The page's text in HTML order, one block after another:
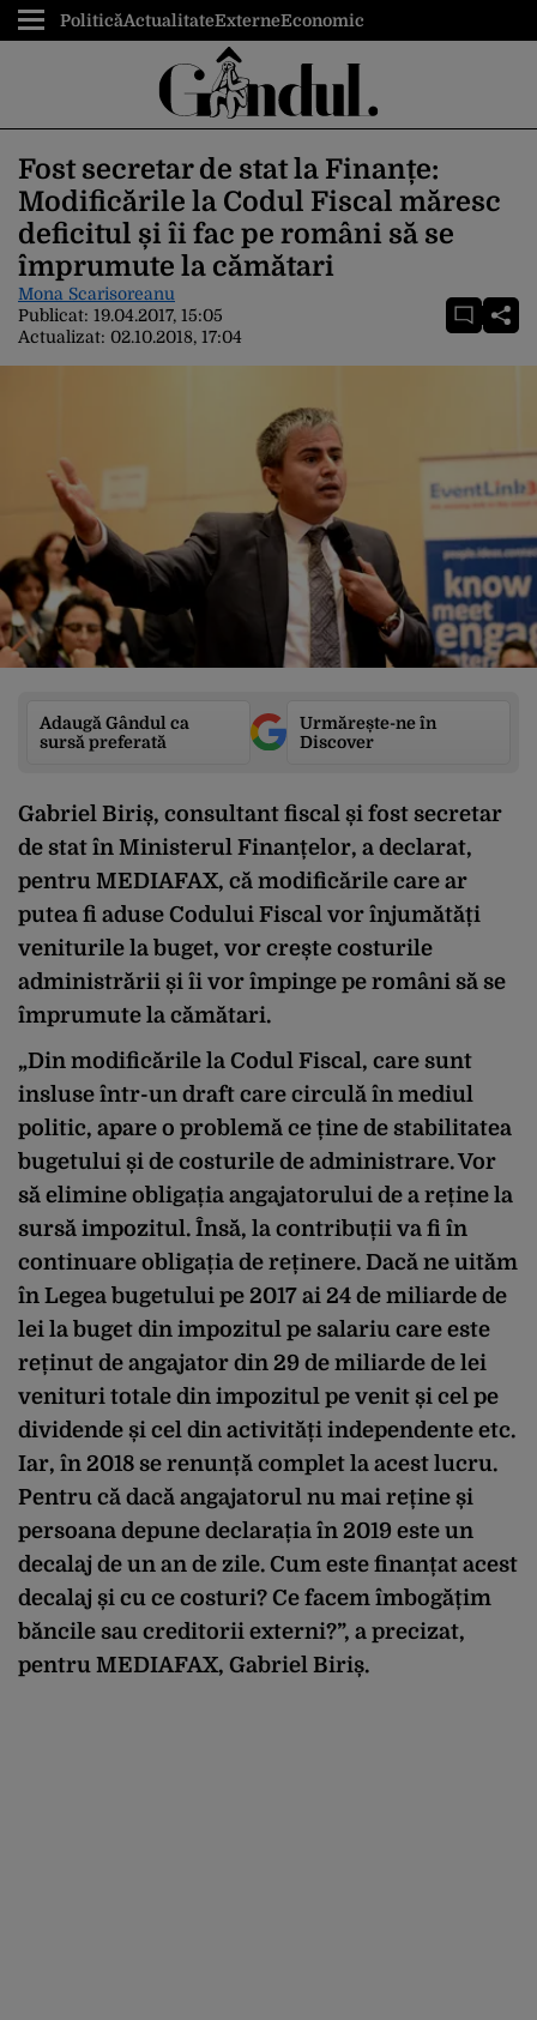
PoliticăActualitateExterneEconomic
Fost secretar de stat la Finanțe:
Modificările la Codul Fiscal măresc
deficitul și îi fac pe români să se
împrumute la cămătari
Mona Scarisoreanu
Publicat: 19.04.2017, 15:05
Actualizat: 02.10.2018, 17:04
Adaugă Gândul ca
sursă preferată
Urmărește-ne în
Discover
Gabriel Biriș, consultant fiscal și fost secretar
de stat în Ministerul Finanțelor, a declarat,
pentru MEDIAFAX, că modificările care ar
putea fi aduse Codului Fiscal vor înjumătăți
veniturile la buget, vor crește costurile
administrării și îi vor împinge pe români să se
împrumute la cămătari.
„Din modificările la Codul Fiscal, care sunt
insluse într-un draft care circulă în mediul
politic, apare o problemă ce ține de stabilitatea
bugetului și de costurile de administrare. Vor
să elimine obligația angajatorului de a reține la
sursă impozitul. Însă, la contribuții va fi în
continuare obligația de reținere. Dacă ne uităm
în Legea bugetului pe 2017 ai 24 de miliarde de
lei la buget din impozitul pe salariu care este
reținut de angajator din 29 de miliarde de lei
venituri totale din impozitul pe venit și cel pe
dividende și cel din activități independente etc.
Iar, în 2018 se renunță complet la acest lucru.
Pentru că dacă angajatorul nu mai reține și
persoana depune declarația în 2019 este un
decalaj de un an de zile. Cum este finanțat acest
decalaj și cu ce costuri? Ce facem îmbogățim
băncile sau creditorii externi?”, a precizat,
pentru MEDIAFAX, Gabriel Biriș.